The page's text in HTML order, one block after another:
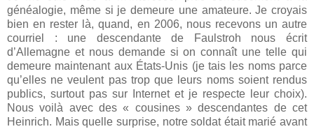
généalogie, même si je demeure une amateure. Je croyais
bien en rester là, quand, en 2006, nous recevons un autre
courriel : une descendante de Faulstroh nous écrit
d’Allemagne et nous demande si on connaît une telle qui
demeure maintenant aux États-Unis (je tais les noms parce
qu’elles ne veulent pas trop que leurs noms soient rendus
publics, surtout pas sur Internet et je respecte leur choix).
Nous voilà avec des « cousines » descendantes de cet
Heinrich. Mais quelle surprise, notre soldat était marié avant